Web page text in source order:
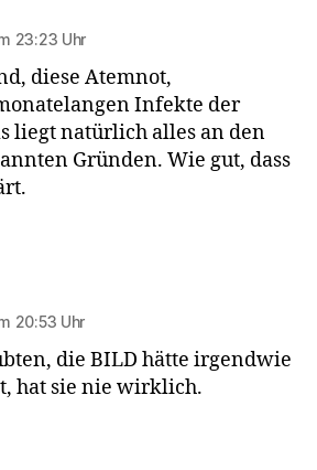
23:23 Uhr
diese Atemnot,
Infekte der
liegt natürlich alles an den
Gründen. Wie gut, dass
20:53 Uhr
die BILD hätte irgendwie
hat sie nie wirklich.